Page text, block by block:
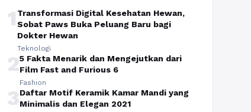
1 Transformasi Digital Kesehatan Hewan,
Sobat Paws Buka Peluang Baru bagi
Dokter Hewan
Teknologi
25 Fakta Menarik dan Mengejutkan dari
Film Fast and Furious 6
Fashion
3Daftar Motif Keramik Kamar Mandi yang
Minimalis dan Elegan 2021